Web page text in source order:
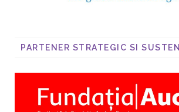
PARTENER STRATEGIC SI